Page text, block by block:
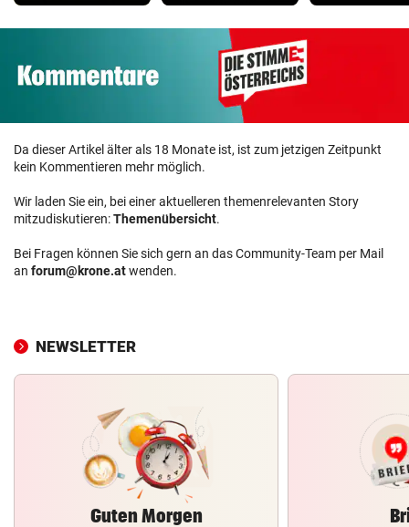
Da dieser Artikel älter als 18 Monate ist, ist zum jetzigen Zeitpunkt
kein Kommentieren mehr möglich.
Wir laden Sie ein, bei einer aktuelleren themenrelevanten Story
mitzudiskutieren:Themenübersicht.
Bei Fragen können Sie sich gern an das Community-Team per Mail
an forum@krone.atwenden.
NEWSLETTER
Guten Morgen